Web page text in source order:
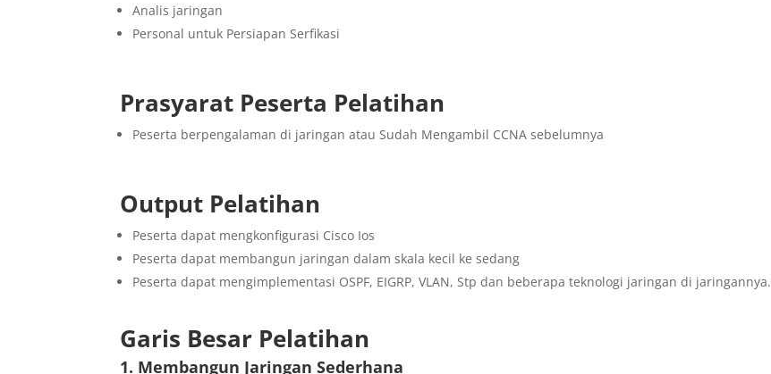
Analis jaringan
Personal untuk Persiapan Serfikasi
Prasyarat Peserta Pelatihan
Peserta berpengalaman di jaringan atau Sudah Mengambil CCNA sebelumnya
Output Pelatihan
Peserta dapat mengkonfigurasi Cisco Ios
Peserta dapat membangun jaringan dalam skala kecil ke sedang
Peserta dapat mengimplementasi OSPF, EIGRP, VLAN, Stp dan beberapa teknologi jaringan di jaringannya.
Garis Besar Pelatihan
1. Membangun Jaringan Sederhana